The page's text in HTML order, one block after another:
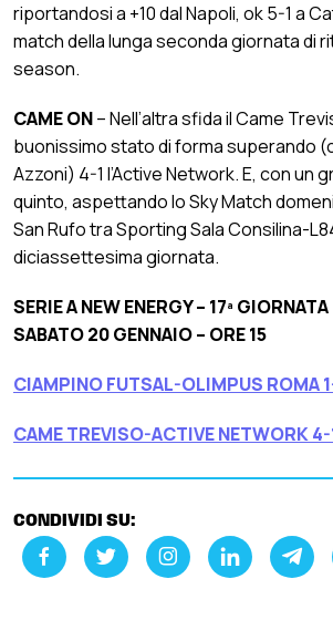
riportandosi a +10 dal Napoli, ok 5-1 a
match della lunga seconda giornata di
season.
CAME ON– Nell’altra sfida il Came
buonissimo stato di forma superando
Azzoni) 4-1 l’Active Network. E, con un
quinto, aspettando lo Sky Match
San Rufo tra Sporting Sala Consilina-
diciassettesima giornata.
SERIE A NEW ENERGY – 17ª GIORNATA
SABATO 20 GENNAIO – ORE 15
CIAMPINO FUTSAL-OLIMPUS ROMA
CAME TREVISO-ACTIVE NETWORK 4-
CONDIVIDI SU: